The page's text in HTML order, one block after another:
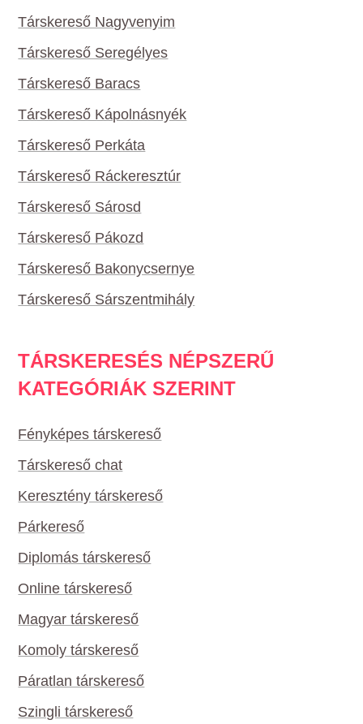
Társkereső Nagyvenyim
Társkereső Seregélyes
Társkereső Baracs
Társkereső Kápolnásnyék
Társkereső Perkáta
Társkereső Ráckeresztúr
Társkereső Sárosd
Társkereső Pákozd
Társkereső Bakonycsernye
Társkereső Sárszentmihály
TÁRSKERESÉS NÉPSZERŰ
KATEGÓRIÁK SZERINT
Fényképes társkereső
Társkereső chat
Keresztény társkereső
Párkereső
Diplomás társkereső
Online társkereső
Magyar társkereső
Komoly társkereső
Páratlan társkereső
Szingli társkereső